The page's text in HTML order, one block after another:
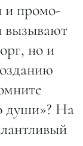
и промо-
вызывают
но и
души»? На